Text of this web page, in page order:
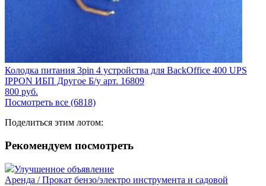
Колодка питания 3pin 4 устройства для BackOffice 400 UPS
IPPON ИБП Другое Б/у арт. 16809
800 руб.
Посмотреть все (6818)
Поделиться этим лотом:
Рекомендуем посмотреть
Улучшенное объявление
Аренда / Прокат бензо/электро инструмента и садовой